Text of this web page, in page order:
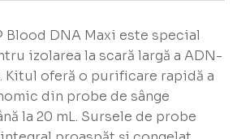
Blood DNA Maxi este special
izolarea la scară largă a ADN-
Kitul oferă o purificare rapidă a
din probe de sânge
la 20 mL. Sursele de probe